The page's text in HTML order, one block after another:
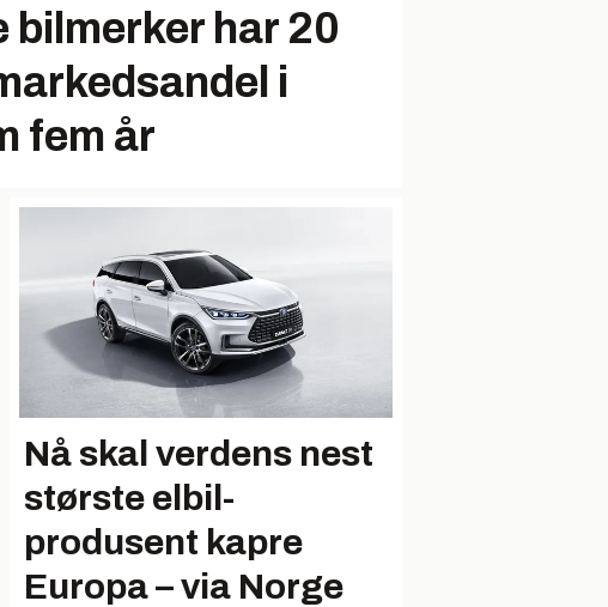
bilmerker har 20
i
fem år
Nå skal verdens nest
største elbil­
produsent kapre
Europa – via Norge